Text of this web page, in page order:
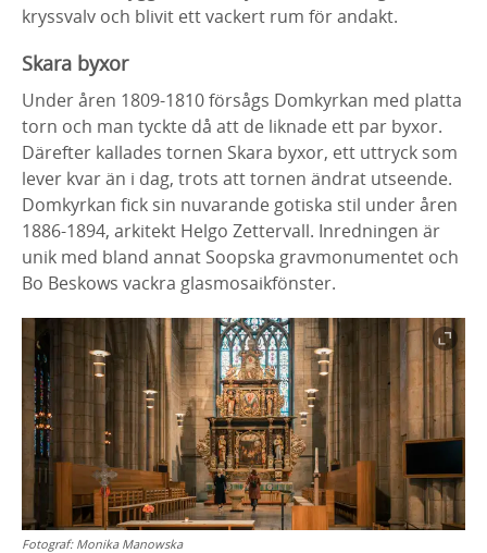
kryssvalv och blivit ett vackert rum för andakt.
Skara byxor
Under åren 1809-1810 försågs Domkyrkan med platta
torn och man tyckte då att de liknade ett par byxor.
Därefter kallades tornen Skara byxor, ett uttryck som
lever kvar än i dag, trots att tornen ändrat utseende.
Domkyrkan fick sin nuvarande gotiska stil under åren
1886-1894, arkitekt Helgo Zettervall. Inredningen är
unik med bland annat Soopska gravmonumentet och
Bo Beskows vackra glasmosaikfönster.
Fotograf: Monika Manowska